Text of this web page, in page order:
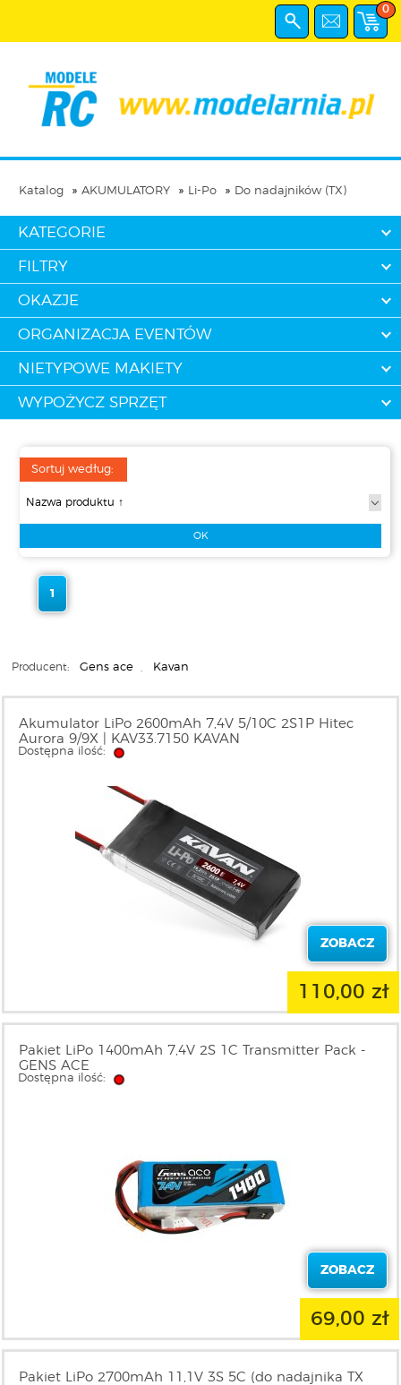
0
Katalog AKUMULATORY Li-Po Do nadajników (TX)
KATEGORIE
FILTRY
OKAZJE
ORGANIZACJA EVENTÓW
NIETYPOWE MAKIETY
WYPOŻYCZ SPRZĘT
Sortuj według:
1
Producent: Gens ace Kavan
Akumulator LiPo 2600mAh 7,4V 5/10C 2S1P Hitec
Aurora 9/9X | KAV33.7150 KAVAN
Dostępna ilość:
ZOBACZ
110,00 zł
Pakiet LiPo 1400mAh 7,4V 2S 1C Transmitter Pack -
GENS ACE
Dostępna ilość:
ZOBACZ
69,00 zł
Pakiet LiPo 2700mAh 11,1V 3S 5C (do nadajnika TX